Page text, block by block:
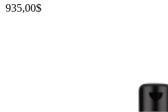
935,00$